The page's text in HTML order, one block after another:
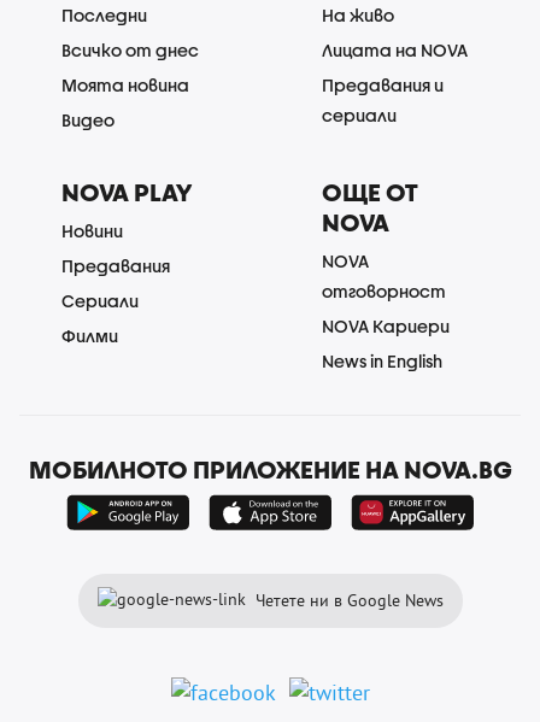
Последни
Всичко от днес
Моята новина
Видео
На живо
Лицата на NOVA
Предавания и
сериали
NOVA PLAY
Новини
Предавания
Сериали
Филми
ОЩЕ ОТ
NOVA
NOVA
отговорност
NOVA Кариери
News in English
МОБИЛНОТО ПРИЛОЖЕНИЕ НА NOVA.BG
Четете ни в Google News